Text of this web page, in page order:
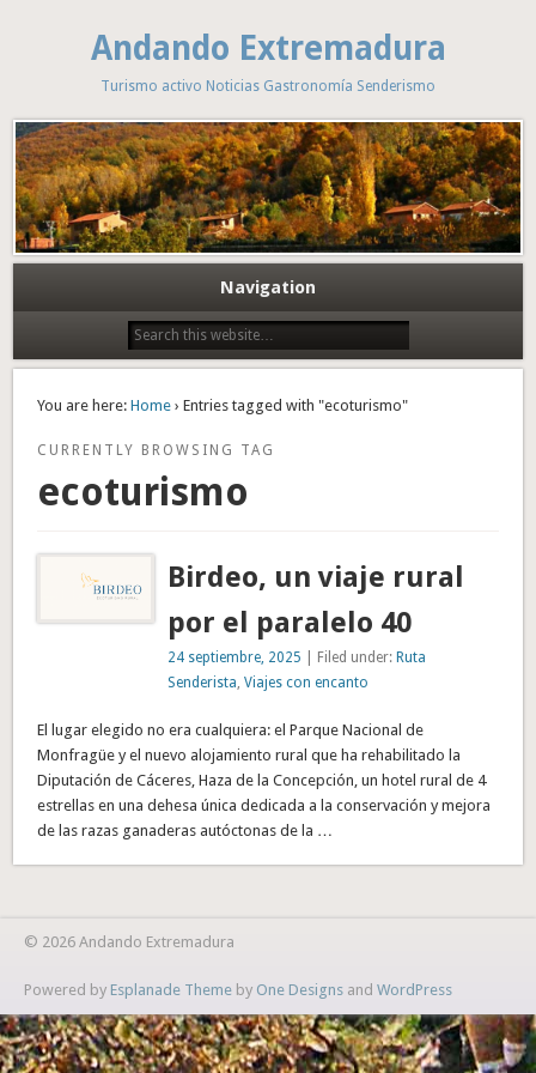
Andando Extremadura
Turismo activo Noticias Gastronomía Senderismo
Navigation
You are here: Home › Entries tagged with "ecoturismo"
CURRENTLY BROWSING TAG
ecoturismo
Birdeo, un viaje rural
por el paralelo 40
24 septiembre, 2025 | Filed under: Ruta
Senderista Viajes con encanto
El lugar elegido no era cualquiera: el Parque Nacional de
Monfragüe y el nuevo alojamiento rural que ha rehabilitado la
Diputación de Cáceres, Haza de la Concepción, un hotel rural de 4
estrellas en una dehesa única dedicada a la conservación y mejora
de las razas ganaderas autóctonas de la …
© 2026 Andando Extremadura
Powered by Esplanade Theme by One Designs and WordPress